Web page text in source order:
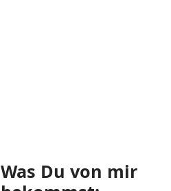
Was Du von mir